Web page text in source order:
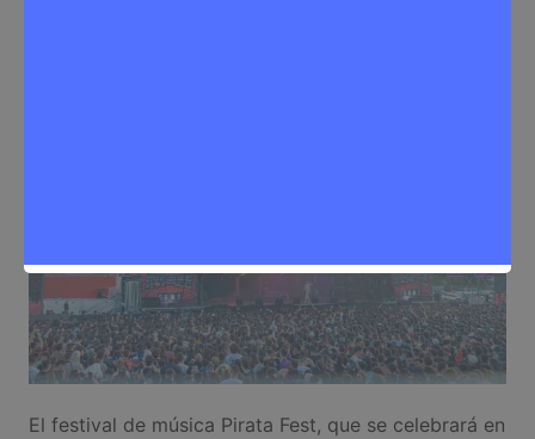
El festival de música Pirata Fest, que se celebrará en